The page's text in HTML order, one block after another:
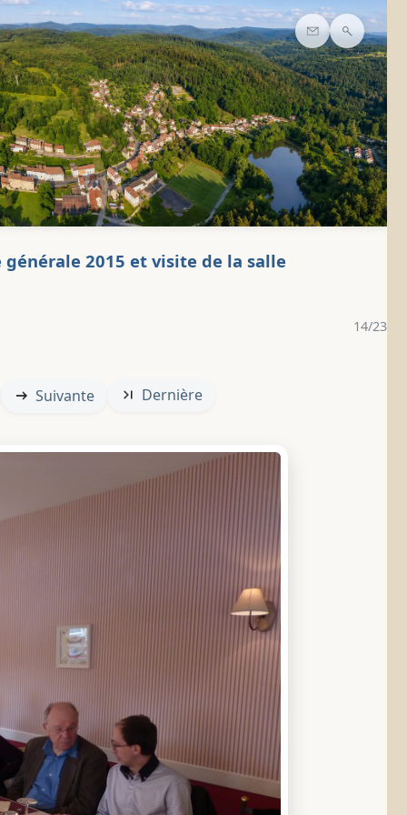
Contact
générale 2015 et visite de la salle
14/23
Suivante Dernière